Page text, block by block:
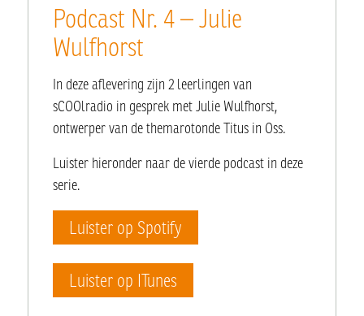
Podcast Nr. 4 –Julie
Wulfhorst
In deze aflevering zijn 2 leerlingen van
sCOOlradio in gesprek met Julie Wulfhorst,
ontwerper van de themarotonde Titus in Oss.
Luister hieronder naar de vierde podcast in deze
serie.
Luister op Spotify
Luister op ITunes